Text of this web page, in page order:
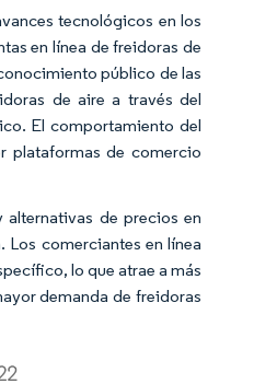
tecnológicos en los
en línea de freidoras de
público de las
de aire a través del
El comportamiento del
plataformas de comercio
de precios en
comerciantes en línea
lo que atrae a más
demanda de freidoras